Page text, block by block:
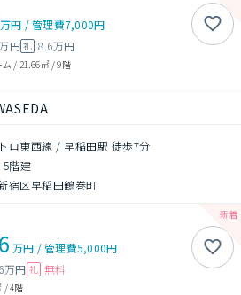
万円 /管理費7,000円
円礼 8.6万円
/ 21.66㎡/9階
ロ東西線 / 早稲田駅 徒歩7分
5階建
宿区早稲田鶴巻町
万円 /管理費5,000円
万円 礼 無料
/4階